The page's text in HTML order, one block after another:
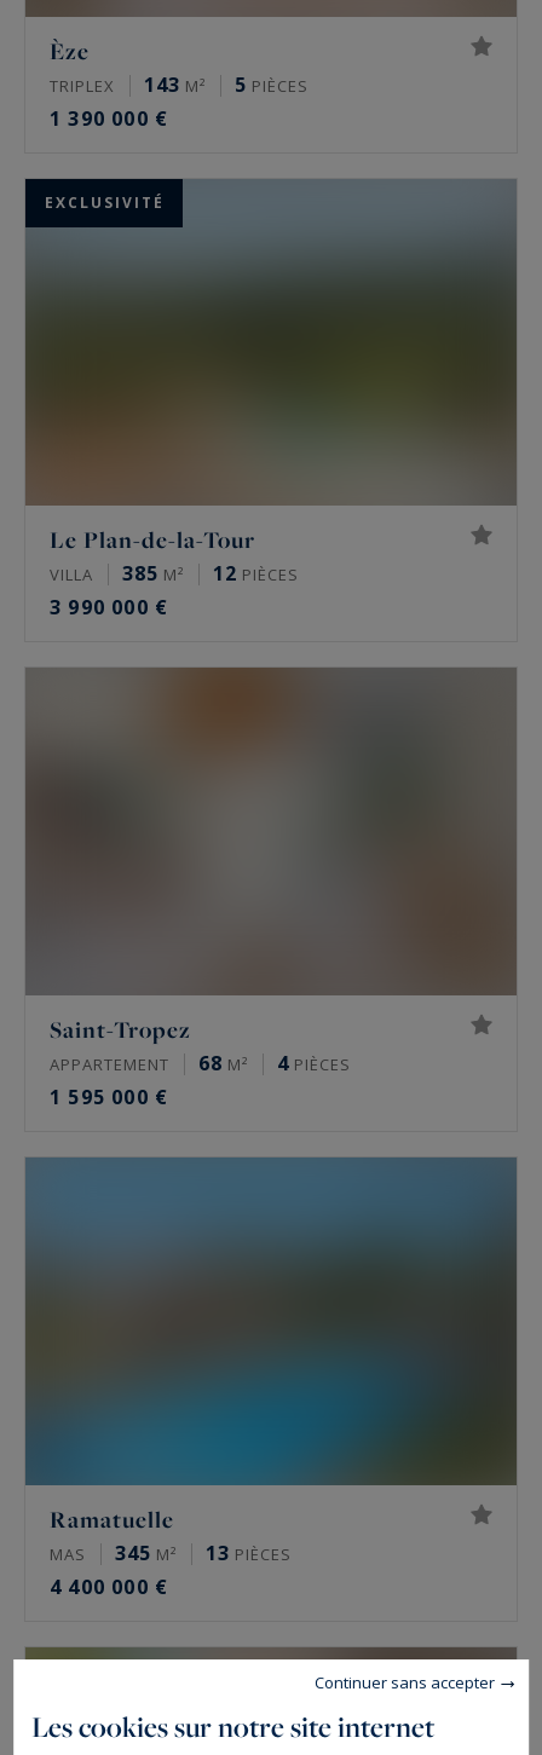
Èze
TRIPLEX 143 M² 5 PIÈCES
1 390 000 €
EXCLUSIVITÉ
Le Plan-de-la-Tour
VILLA 385 M² 12 PIÈCES
3 990 000 €
Saint-Tropez
APPARTEMENT 68 M² 4 PIÈCES
1 595 000 €
Ramatuelle
MAS 345 M² 13 PIÈCES
4 400 000 €
Les cookies sur notre site internet
Continuer sans accepter